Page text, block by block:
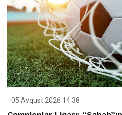
05 Avqust 2026 14:38